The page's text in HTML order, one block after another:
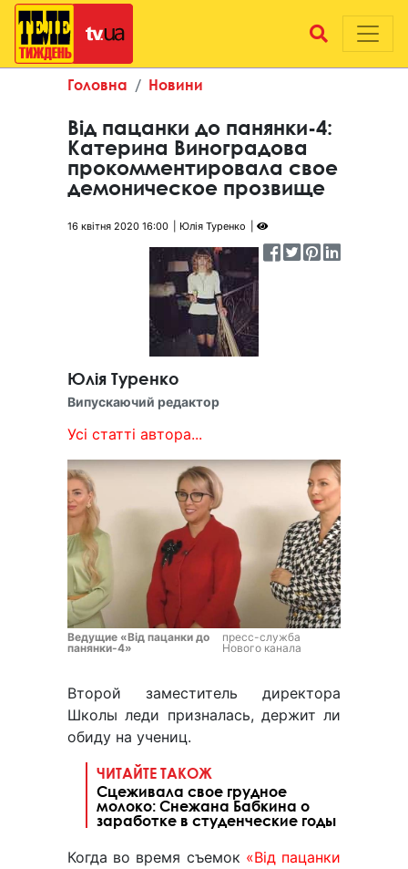
Головна Новини
Від пацанки до панянки-4:
Катерина Виноградова
прокомментировала свое
демоническое прозвище
16 квітня 2020 16:00 Юлія Туренко
Юлія Туренко
Випускаючий редактор
Усі статті автора...
Ведущие «Від пацанки до
панянки-4»
пресс-служба
Нового канала
Второй заместитель директора
Школы леди призналась, держит ли
обиду на учениц.
ЧИТАЙТЕ ТАКОЖ
Сцеживала свое грудное
молоко: Снежана Бабкина о
заработке в студенческие годы
Когда во время съемок «Від пацанки